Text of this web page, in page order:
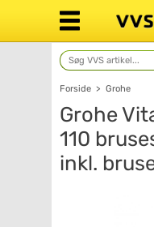
Forside > Grohe
Grohe
110
inkl.